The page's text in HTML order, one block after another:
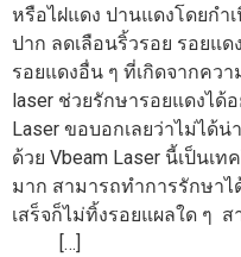
หรือไฝแดง ปานแดงโดยกำ
ปาก ลดเลือนริ้วรอย รอยแ
รอยแดงอื่น ๆ ที่เกิดจากควา
laser ช่วยรักษารอยแดงได้
Laser ขอบอกเลยว่าไม่ได้
ด้วย Vbeam Laser นี้เป็นเ
มาก สามารถทำการรักษา
เสร็จก็ไม่ทิ้งรอยแผลใด ๆ
[…]